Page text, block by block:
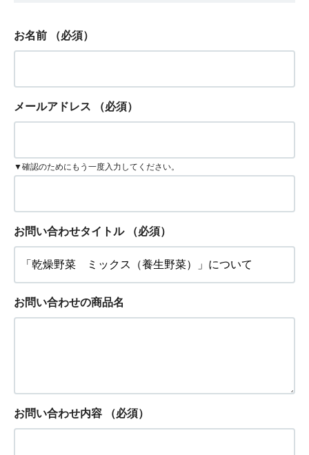
お名前 （必須）
メールアドレス （必須）
▼確認のためにもう一度入力してください。
お問い合わせタイトル （必須）
お問い合わせの商品名
お問い合わせ内容 （必須）